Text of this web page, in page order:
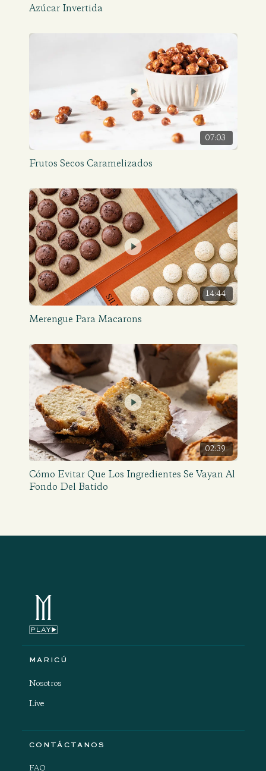
Azúcar Invertida
07:03
Frutos Secos Caramelizados
14:44
Merengue Para Macarons
02:39
Cómo Evitar Que Los Ingredientes Se Vayan Al
Fondo Del Batido
MARICÚ
Nosotros
Live
CONTÁCTANOS
FAQ